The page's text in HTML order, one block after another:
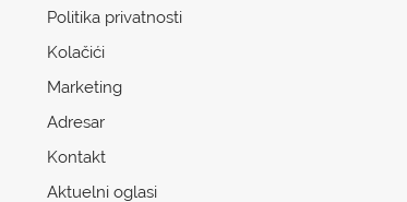
Politika privatnosti
Kolačići
Marketing
Adresar
Kontakt
Aktuelni oglasi